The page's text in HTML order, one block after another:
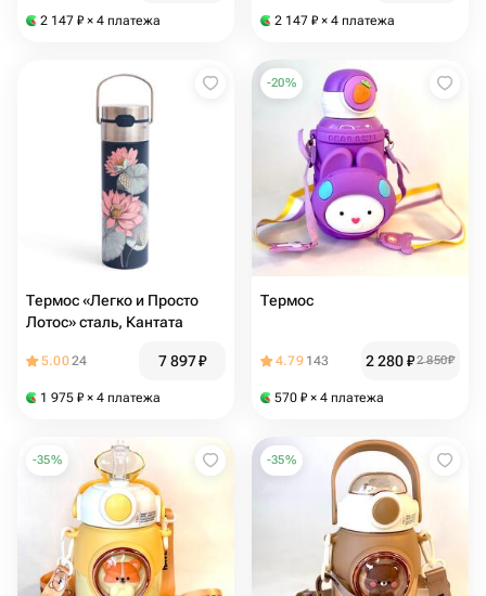
2 147 ₽ × 4 платежа 2 147 ₽ × 4 платежа
Термос «Легко и Просто
Лотос» сталь, Кантата
5.0024 7 897₽
1 975 ₽ × 4 платежа
-20%
Термос
4.79 143 2 280₽2 850₽
570 ₽ × 4 платежа
-35% -35%